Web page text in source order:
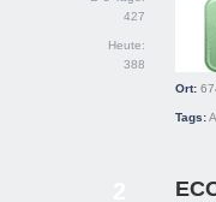
427
Heute:
388
Ort:
Tags: